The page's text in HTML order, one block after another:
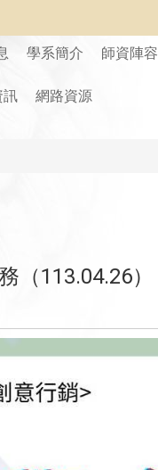
學系簡介 師資陣容
訊 網路資源
（113.04.26）